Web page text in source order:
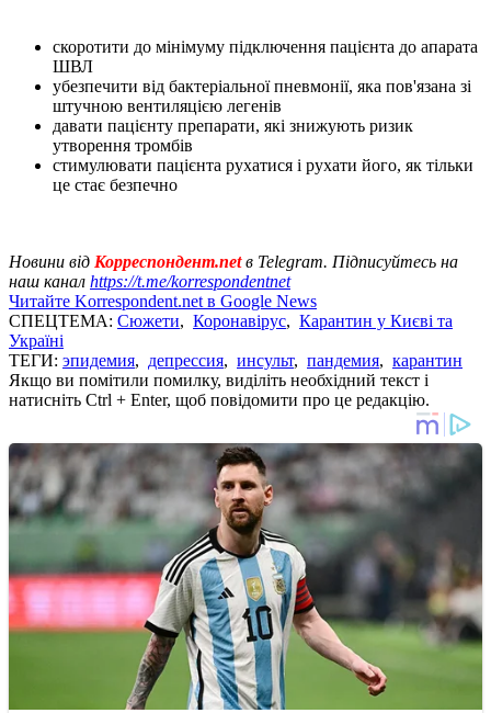
скоротити до мінімуму підключення пацієнта до апарата
ШВЛ
убезпечити від бактеріальної пневмонії, яка пов'язана зі
штучною вентиляцією легенів
давати пацієнту препарати, які знижують ризик
утворення тромбів
стимулювати пацієнта рухатися і рухати його, як тільки
це стає безпечно
Новини від Корреспондент.netв Telegram. Підписуйтесь на
наш канал https://t.me/korrespondentnet
Читайте Korrespondent.net в Google News
СПЕЦТЕМА: Сюжети, Коронавірус, Карантин у Києві та
Україні
ТЕГИ: эпидемия, депрессия, инсульт, пандемия, карантин
Якщо ви помітили помилку, виділіть необхідний текст і
натисніть Ctrl + Enter, щоб повідомити про це редакцію.